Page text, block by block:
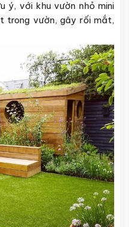
ý, với khu vườn nhỏ mini
trong vườn, gây rối mắt,